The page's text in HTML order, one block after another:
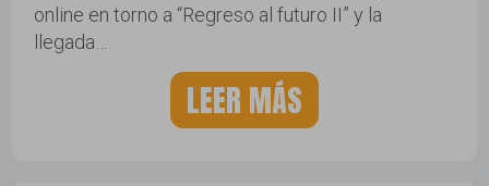
online en torno a “Regreso al futuro II” y la
llegada…
LEER MÁS